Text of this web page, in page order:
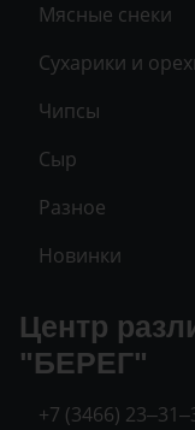
Мясные снеки
Сухарики и
Чипсы
Сыр
Разное
Новинки
Центр
"БЕРЕГ"
+7 (3466)